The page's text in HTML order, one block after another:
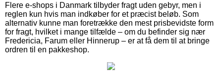
Flere e-shops i Danmark tilbyder fragt uden gebyr, men i
reglen kun hvis man indkøber for et præcist beløb. Som
alternativ kunne man foretrække den mest prisbevidste form
for fragt, hvilket i mange tilfælde – om du befinder sig nær
Fredericia, Farum eller Hinnerup – er at få dem til at bringe
ordren til en pakkeshop.